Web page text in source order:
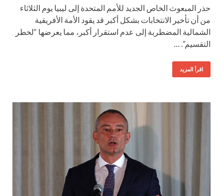
حذر المبعوث الخاص الجديد للأمم المتحدة إلى ليبيا يوم الثلاثاء
من أن تأخير الانتخابات بشكل أكبر قد يقود الأمة الأفريقية
الشمالية المضطربة إلى عدم استقرار أكبر، مما يعرضها “لخطر
التقسيم”. …
اقرأ المزيد